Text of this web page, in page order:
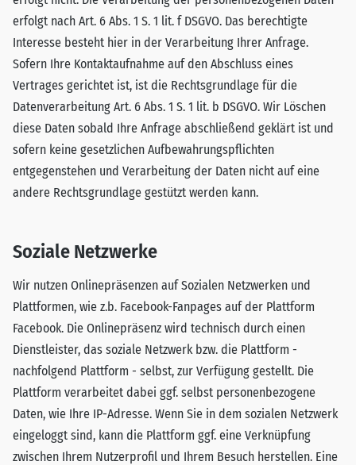
erfolgt nach Art. 6 Abs. 1 S. 1 lit. f DSGVO. Das berechtigte
Interesse besteht hier in der Verarbeitung Ihrer Anfrage.
Sofern Ihre Kontaktaufnahme auf den Abschluss eines
Vertrages gerichtet ist, ist die Rechtsgrundlage für die
Datenverarbeitung Art. 6 Abs. 1 S. 1 lit. b DSGVO. Wir Löschen
diese Daten sobald Ihre Anfrage abschließend geklärt ist und
sofern keine gesetzlichen Aufbewahrungspflichten
entgegenstehen und Verarbeitung der Daten nicht auf eine
andere Rechtsgrundlage gestützt werden kann.
Soziale Netzwerke
Wir nutzen Onlinepräsenzen auf Sozialen Netzwerken und
Plattformen, wie z.b. Facebook-Fanpages auf der Plattform
Facebook. Die Onlinepräsenz wird technisch durch einen
Dienstleister, das soziale Netzwerk bzw. die Plattform -
nachfolgend Plattform - selbst, zur Verfügung gestellt. Die
Plattform verarbeitet dabei ggf. selbst personenbezogene
Daten, wie Ihre IP-Adresse. Wenn Sie in dem sozialen Netzwerk
eingeloggt sind, kann die Plattform ggf. eine Verknüpfung
zwischen Ihrem Nutzerprofil und Ihrem Besuch herstellen. Eine